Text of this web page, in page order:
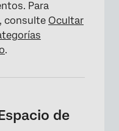
Para
consulte Ocultar
.
de